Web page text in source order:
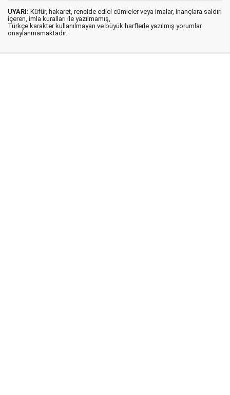
UYARI: Küfür, hakaret, rencide edici cümleler veya imalar, inançlara saldırı
içeren, imla kuralları ile yazılmamış,
Türkçe karakter kullanılmayan ve büyük harflerle yazılmış yorumlar
onaylanmamaktadır.